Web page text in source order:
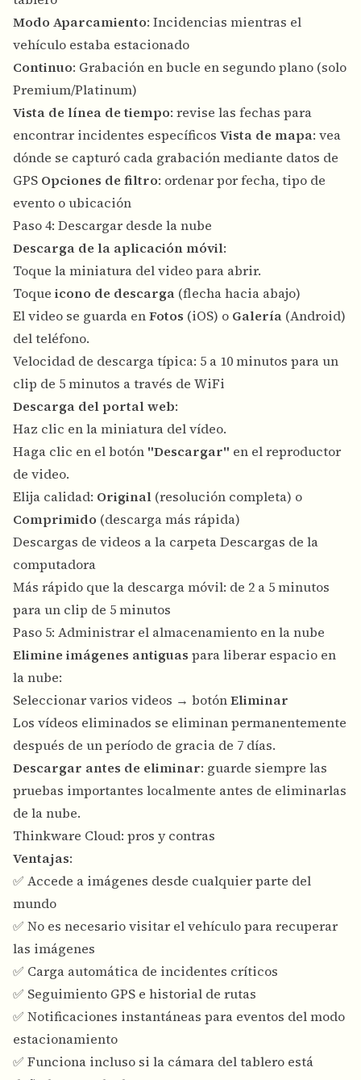
Modo Aparcamiento: Incidencias mientras el
vehículo estaba estacionado
Continuo: Grabación en bucle en segundo plano (solo
Premium/Platinum)
Vista de línea de tiempo: revise las fechas para
encontrar incidentes específicos Vista de mapa: vea
dónde se capturó cada grabación mediante datos de
GPS Opciones de filtro: ordenar por fecha, tipo de
evento o ubicación
Paso 4: Descargar desde la nube
Descarga de la aplicación móvil:
Toque la miniatura del video para abrir.
Toque icono de descarga (flecha hacia abajo)
El video se guarda enFotos (iOS) o Galería (Android)
del teléfono.
Velocidad de descarga típica: 5 a 10 minutos para un
clip de 5 minutos a través de WiFi
Descarga del portal web:
Haz clic en la miniatura del vídeo.
Haga clic en el botón "Descargar" en el reproductor
de video.
Elija calidad: Original (resolución completa) o
Comprimido (descarga más rápida)
Descargas de videos a la carpeta Descargas de la
computadora
Más rápido que la descarga móvil: de 2 a 5 minutos
para un clip de 5 minutos
Paso 5: Administrar el almacenamiento en la nube
Elimine imágenes antiguas para liberar espacio en
la nube:
Seleccionar varios videos → botónEliminar
Los vídeos eliminados se eliminan permanentemente
después de un período de gracia de 7 días.
Descargar antes de eliminar: guarde siempre las
pruebas importantes localmente antes de eliminarlas
de la nube.
Thinkware Cloud: pros y contras
Ventajas:
✅ Accede a imágenes desde cualquier parte del
mundo
✅ No es necesario visitar el vehículo para recuperar
las imágenes
✅ Carga automática de incidentes críticos
✅ Seguimiento GPS e historial de rutas
✅ Notificaciones instantáneas para eventos del modo
estacionamiento
✅ Funciona incluso si la cámara del tablero está